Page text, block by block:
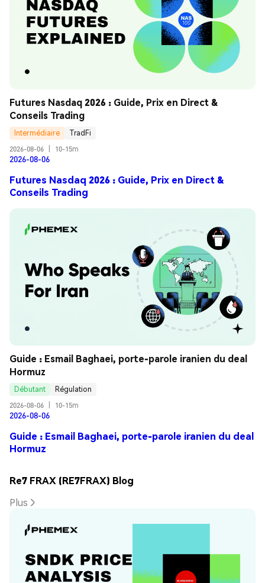
Futures Nasdaq 2026 : Guide, Prix en Direct &
Conseils Trading
Intermédiaire
TradFi
2026-08-06
10-15m
2026-08-06
Futures Nasdaq 2026 : Guide, Prix en Direct &
Conseils Trading
Guide : Esmail Baghaei, porte-parole iranien du deal
Hormuz
Débutant
Régulation
2026-08-06
10-15m
2026-08-06
Guide : Esmail Baghaei, porte-parole iranien du deal
Hormuz
Re7 FRAX (RE7FRAX) Blog
Plus